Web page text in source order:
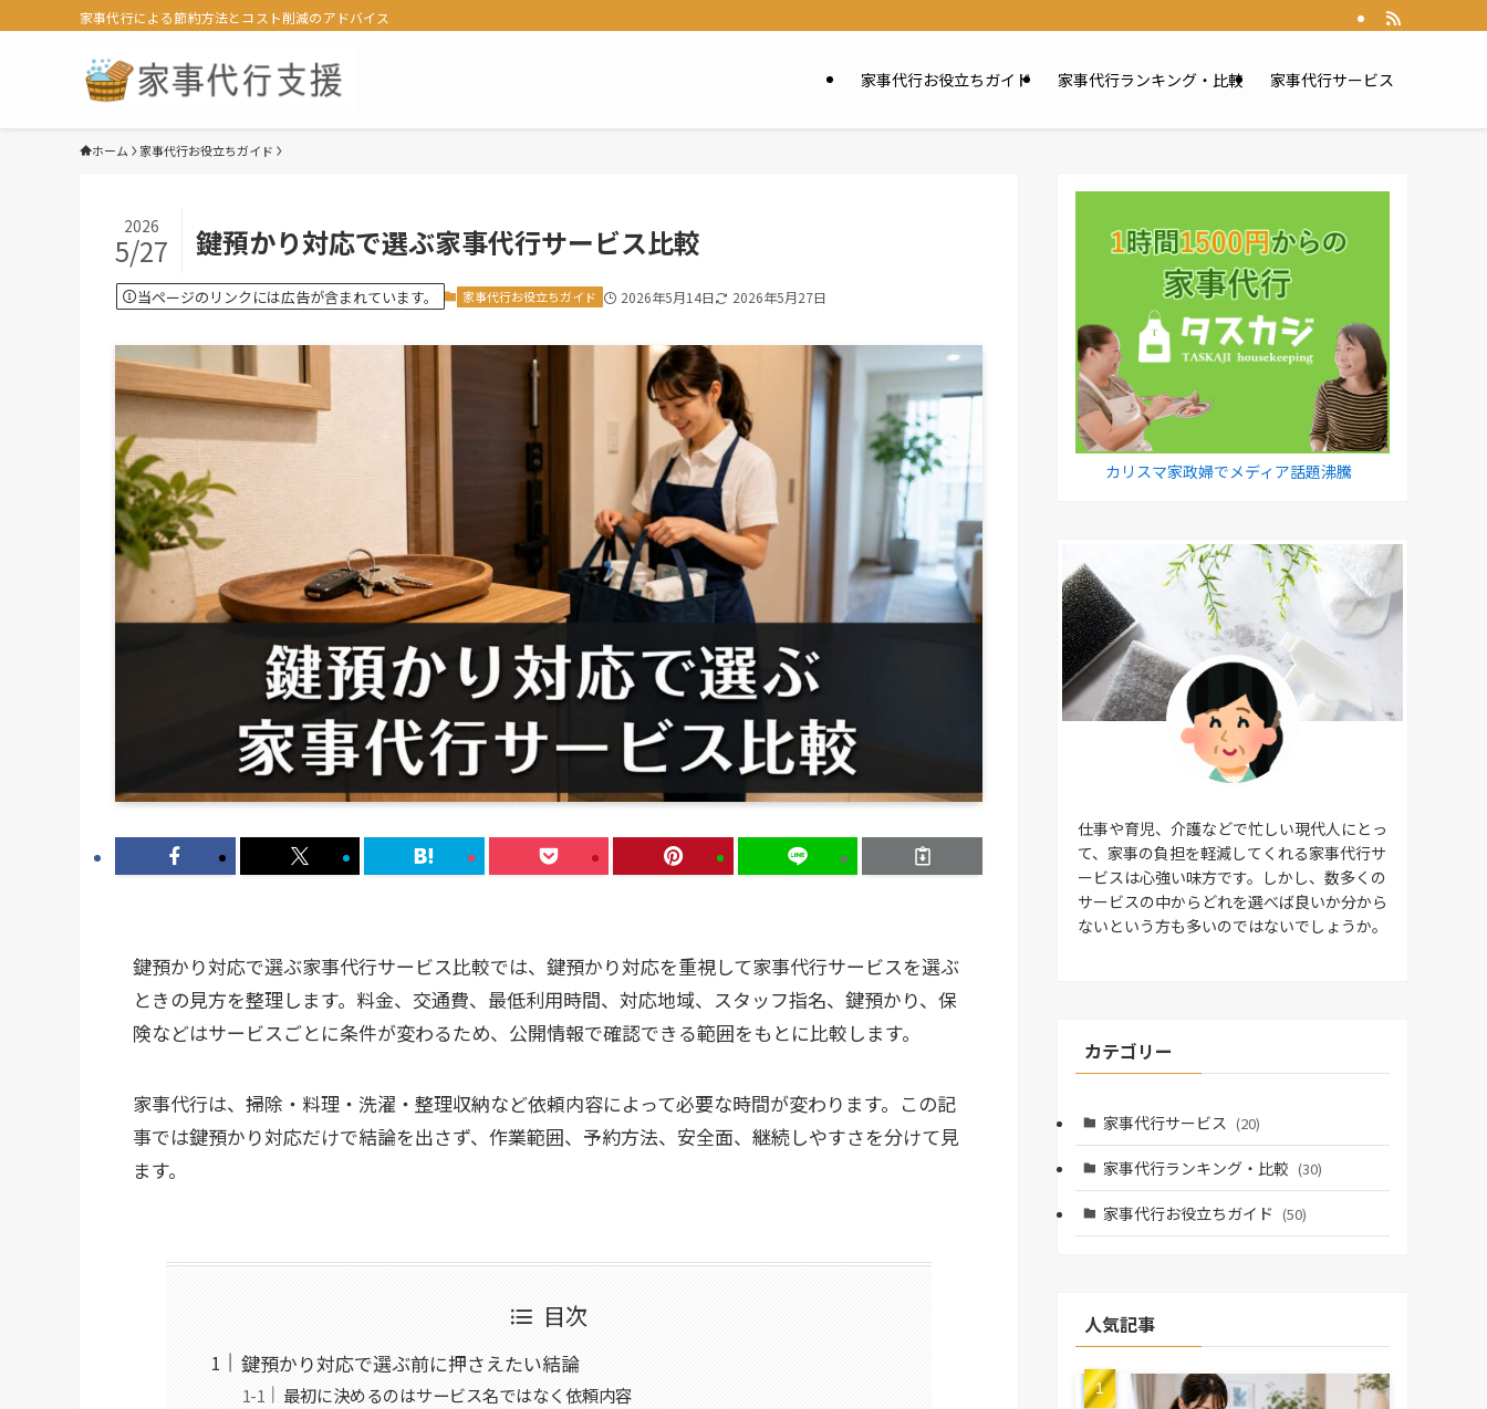
家事代行による節約方法とコスト削減のアドバイス
家事代行お役立ちガイド 家事代行ランキング・比較 家事代行サービス
ホーム 家事代行お役立ちガイド
鍵預かり対応で選ぶ家事代行サービス比較
2026
5/27
当ページのリンクには広告が含まれています。 家事代行お役立ちガイド 2026年5月14日 2026年5月27日
鍵預かり対応で選ぶ家事代行サービス比較では、鍵預かり対応を重視して家事代行サービスを選ぶ
ときの見方を整理します。料金、交通費、最低利用時間、対応地域、スタッフ指名、鍵預かり、保
険などはサービスごとに条件が変わるため、公開情報で確認できる範囲をもとに比較します。
家事代行は、掃除・料理・洗濯・整理収納など依頼内容によって必要な時間が変わります。この記
事では鍵預かり対応だけで結論を出さず、作業範囲、予約方法、安全面、継続しやすさを分けて見
ます。
目次
鍵預かり対応で選ぶ前に押さえたい結論
最初に決めるのはサービス名ではなく依頼内容
カリスマ家政婦でメディア話題沸騰
仕事や育児、介護などで忙しい現代人にとっ
て、家事の負担を軽減してくれる家事代行サ
ービスは心強い味方です。しかし、数多くの
サービスの中からどれを選べば良いか分から
ないという方も多いのではないでしょうか。
カテゴリー
家事代行サービス (20)
家事代行ランキング・比較 (30)
家事代行お役立ちガイド (50)
人気記事